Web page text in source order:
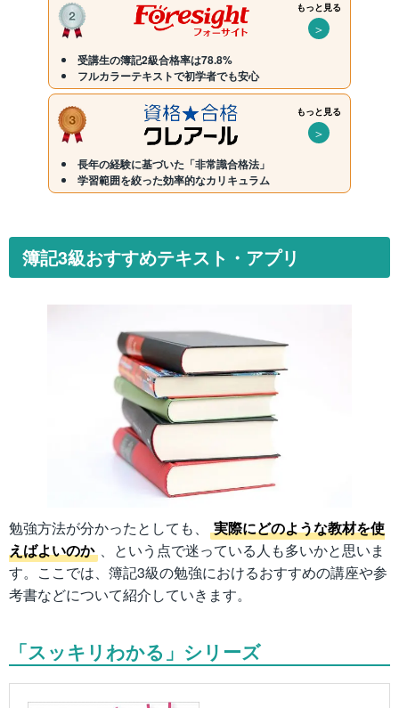
もっと見る
＞
受講生の簿記2級合格率は78.8%
フルカラーテキストで初学者でも安心
もっと見る
＞
長年の経験に基づいた「非常識合格法」
学習範囲を絞った効率的なカリキュラム
簿記3級おすすめテキスト・アプリ
勉強方法が分かったとしても、
実際にどのような教材を使
えばよいのか 、という点で迷っている人も多いかと思いま
す。ここでは、簿記3級の勉強におけるおすすめの講座や参
考書などについて紹介していきます。
「スッキリわかる」シリーズ